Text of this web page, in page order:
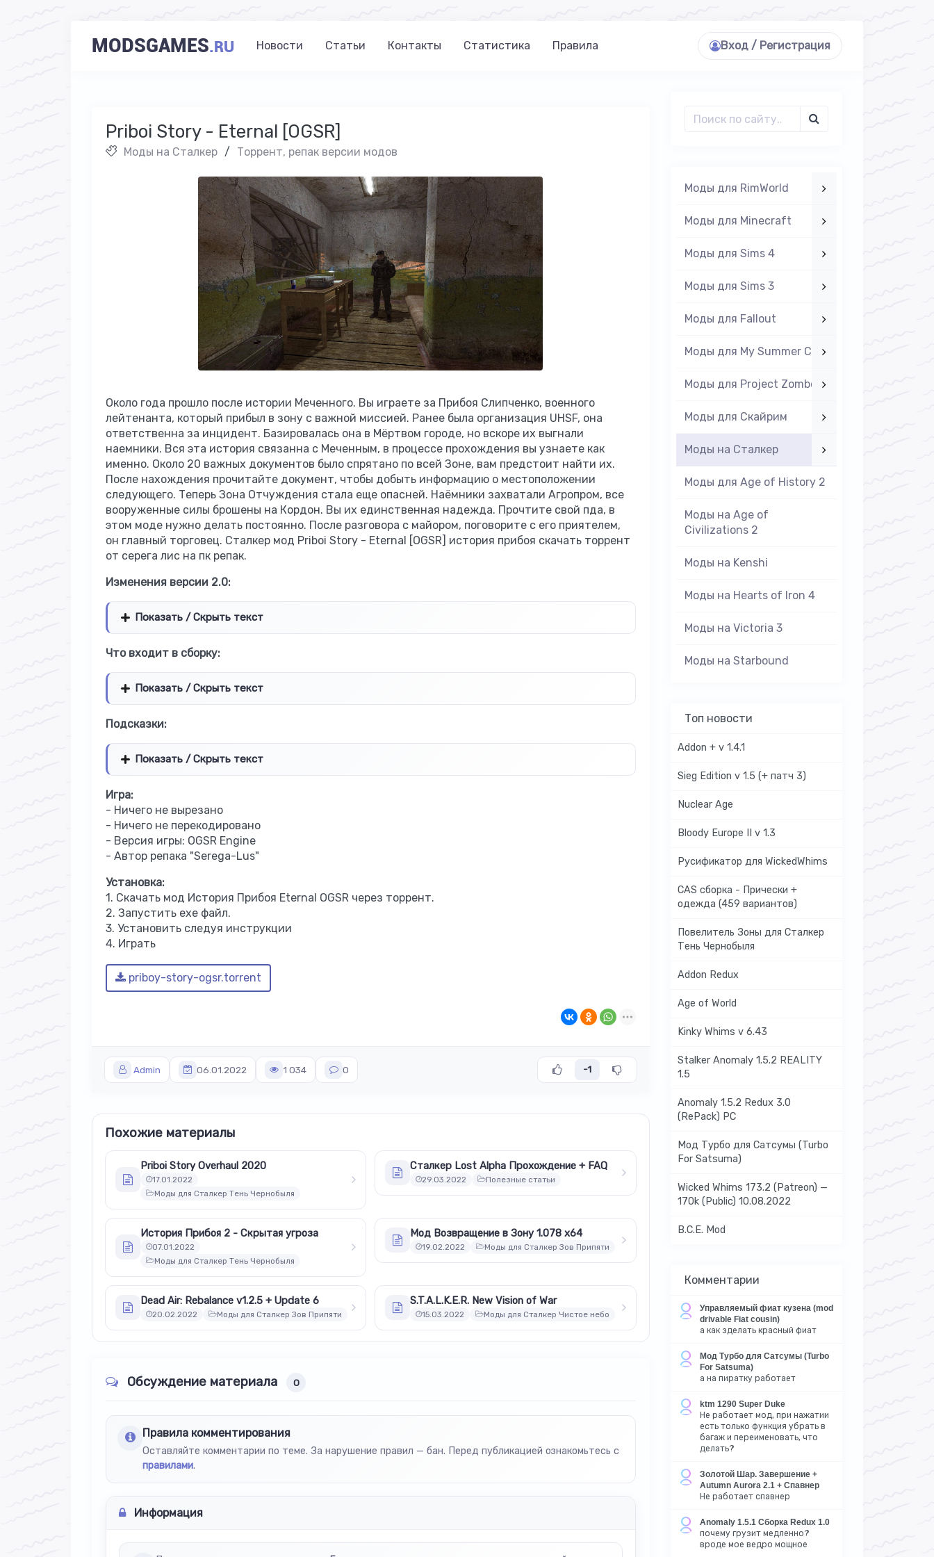
MODSGAMES.RU Новости Статьи Контакты Статистика Правила Вход / Регистрация
Priboi Story - Eternal [OGSR]
Моды на Cталкер / Торрент, репак версии модов
Около года прошло после истории Меченного. Вы играете за Прибоя Слипченко, военного
лейтенанта, который прибыл в зону с важной миссией. Ранее была организация UHSF, она
ответственна за инцидент. Базировалась она в Мёртвом городе, но вскоре их выгнали
наемники. Вся эта история связанна с Меченным, в процессе прохождения вы узнаете как
именно. Около 20 важных документов было спрятано по всей Зоне, вам предстоит найти их.
После нахождения прочитайте документ, чтобы добыть информацию о местоположении
следующего. Теперь Зона Отчуждения стала еще опасней. Наёмники захватали Агропром, все
вооруженные силы брошены на Кордон. Вы их единственная надежда. Прочтите свой пда, в
этом моде нужно делать постоянно. После разговора с майором, поговорите с его приятелем,
он главный торговец. Сталкер мод Priboi Story - Eternal [OGSR] история прибоя скачать торрент
от серега лис на пк репак.
Изменения версии 2.0:
Показать / Скрыть текст
Что входит в сборку:
Показать / Скрыть текст
Подсказки:
Показать / Скрыть текст
Игра:
- Ничего не вырезано
- Ничего не перекодировано
- Версия игры: OGSR Engine
- Автор репака "Serega-Lus"
Установка:
1. Скачать мод История Прибоя Eternal OGSR через торрент.
2. Запустить exe файл.
3. Установить следуя инструкции
4. Играть
priboy-story-ogsr.torrent
Admin 06.01.2022 1 034 0 -1
Похожие материалы
Priboi Story Overhaul 2020
17.01.2022
Моды для Сталкер Тень Чернобыля
Сталкер Lost Alpha Прохождение + FAQ
29.03.2022 Полезные статьи
История Прибоя 2 - Скрытая угроза
07.01.2022
Моды для Сталкер Тень Чернобыля
Мод Возвращение в Зону 1.078 x64
19.02.2022 Моды для Сталкер Зов Припяти
Dead Air: Rebalance v1.2.5 + Update 6
20.02.2022 Моды для Сталкер Зов Припяти
S.T.A.L.K.E.R. New Vision of War
15.03.2022 Моды для Сталкер Чистое небо
Обсуждение материала 0
Правила комментирования
Оставляйте комментарии по теме. За нарушение правил — бан. Перед публикацией ознакомьтесь с
правилами.
Информация
Моды для RimWorld
Моды для Minecraft
Моды для Sims 4
Моды для Sims 3
Моды для Fallout
Моды для My Summer Car
Моды для Project Zomboid
Моды для Скайрим
Моды на Cталкер
Моды для Age of History 2
Моды на Age of
Civilizations 2
Моды на Kenshi
Моды на Hearts of Iron 4
Моды на Victoria 3
Моды на Starbound
Топ новости
Addon + v 1.4.1
Sieg Edition v 1.5 (+ патч 3)
Nuclear Age
Bloody Europe II v 1.3
Русификатор для WickedWhims
CAS сборка - Прически +
одежда (459 вариантов)
Повелитель Зоны для Сталкер
Тень Чернобыля
Addon Redux
Age of World
Kinky Whims v 6.43
Stalker Anomaly 1.5.2 REALITY
1.5
Anomaly 1.5.2 Redux 3.0
(RePack) PC
Мод Турбо для Сатсумы (Turbo
For Satsuma)
Wicked Whims 173.2 (Patreon) —
170k (Public) 10.08.2022
B.C.E. Mod
Комментарии
Управляемый фиат кузена (mod
drivable Fiat cousin)
а как зделать красный фиат
Мод Турбо для Сатсумы (Turbo
For Satsuma)
а на пиратку работает
ktm 1290 Super Duke
Не работает мод, при нажатии
есть только функция убрать в
багаж и переименовать, что
делать?
Золотой Шар. Завершение +
Autumn Aurora 2.1 + Спавнер
Не работает спавнер
Anomaly 1.5.1 Сборка Redux 1.0
почему грузит медленно?
вроде мое ведро мощное